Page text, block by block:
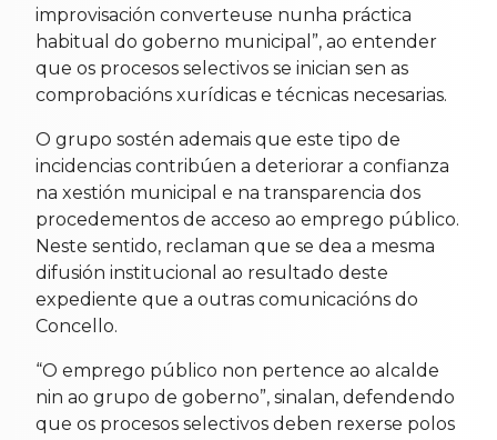
improvisación converteuse nunha práctica
habitual do goberno municipal”, ao entender
que os procesos selectivos se inician sen as
comprobacións xurídicas e técnicas necesarias.
O grupo sostén ademais que este tipo de
incidencias contribúen a deteriorar a confianza
na xestión municipal e na transparencia dos
procedementos de acceso ao emprego público.
Neste sentido, reclaman que se dea a mesma
difusión institucional ao resultado deste
expediente que a outras comunicacións do
Concello.
“O emprego público non pertence ao alcalde
nin ao grupo de goberno”, sinalan, defendendo
que os procesos selectivos deben rexerse polos